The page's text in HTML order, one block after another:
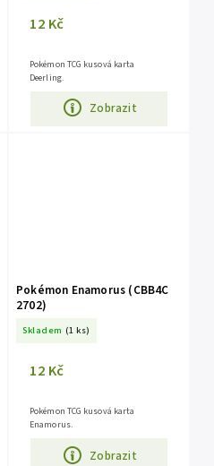
12 Kč
Zobrazit
Pokémon TCG kusová karta
Deerling.
Pokémon Enamorus (CBB4C
2702)
Skladem (1 ks)
12 Kč
Zobrazit
Pokémon TCG kusová karta
Enamorus.